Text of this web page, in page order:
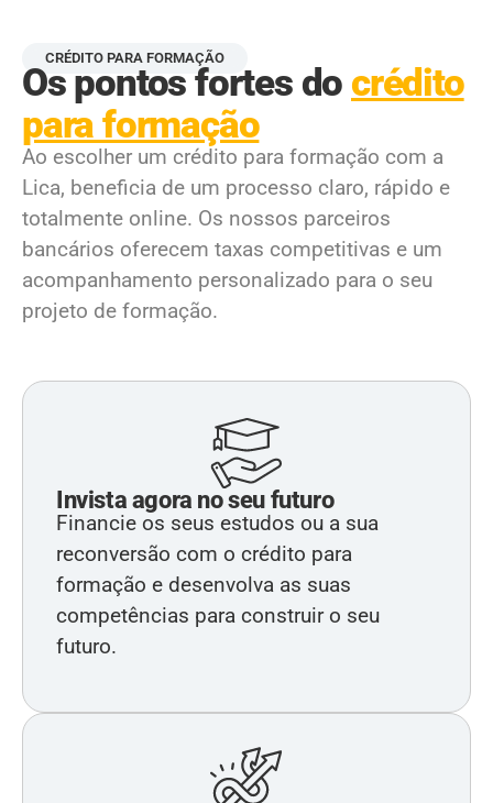
CRÉDITO PARA FORMAÇÃO
Os pontos fortes do crédito
para formação
Ao escolher um crédito para formação com a
Lica, beneficia de um processo claro, rápido e
totalmente online. Os nossos parceiros
bancários oferecem taxas competitivas e um
acompanhamento personalizado para o seu
projeto de formação.
Invista agora no seu futuro
Financie os seus estudos ou a sua
reconversão com o crédito para
formação e desenvolva as suas
competências para construir o seu
futuro.